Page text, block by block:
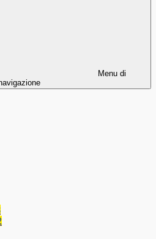
Menu di